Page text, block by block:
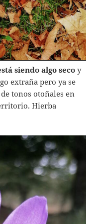
siendo algo seco y
extraña pero ya se
tonos otoñales en
Hierba